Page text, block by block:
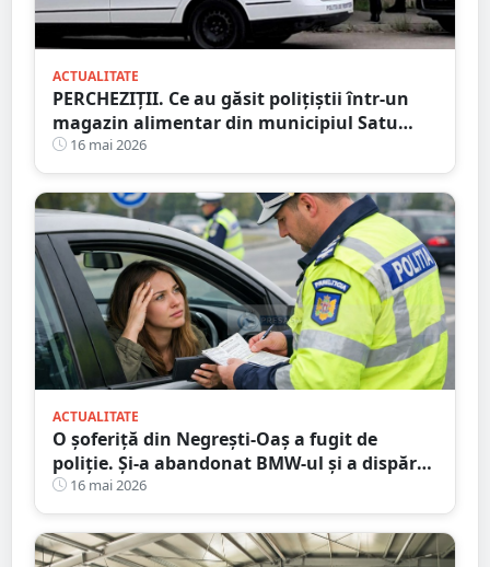
ACTUALITATE
PERCHEZIȚII. Ce au găsit polițiștii într-un
magazin alimentar din municipiul Satu
Mare
16 mai 2026
ACTUALITATE
O șoferiță din Negrești-Oaș a fugit de
poliție. Și-a abandonat BMW-ul și a dispărut
printre blocuri
16 mai 2026